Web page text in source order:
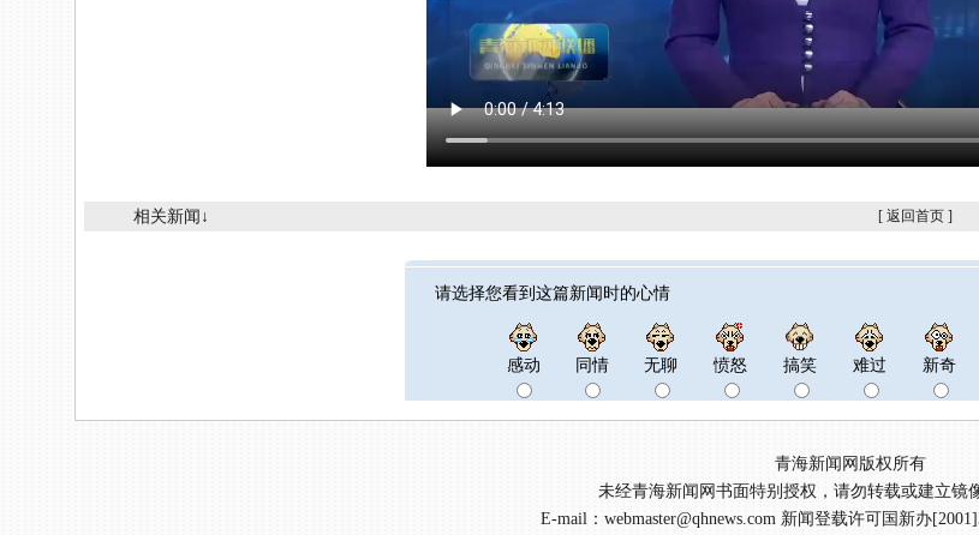
相关新闻↓ [ 返回首页 ]
请选择您看到这篇新闻时的心情
感动 同情 无聊 愤怒 搞笑 难过 新奇
青海新闻网版权所有
未经青海新闻网书面特别授权，请勿转载或建立镜
E-mail：webmaster@qhnews.com 新闻登载许可国新办